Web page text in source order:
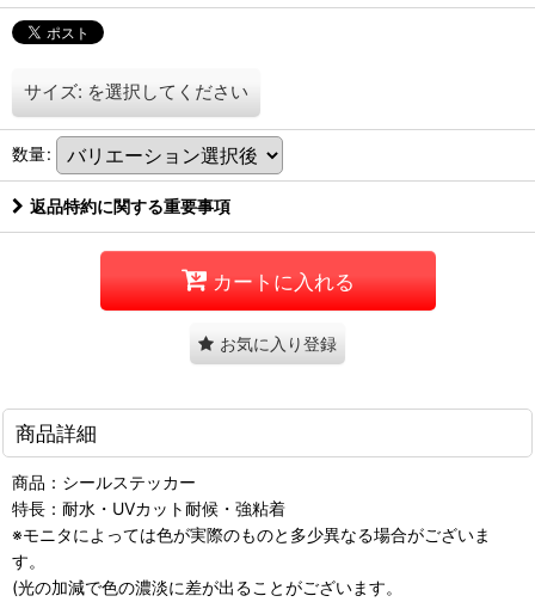
サイズ: を選択してください
数量:
返品特約に関する重要事項
カートに入れる
お気に入り登録
商品詳細
商品：シールステッカー
特長：耐水・UVカット耐候・強粘着
※モニタによっては色が実際のものと多少異なる場合がございま
す。
(光の加減で色の濃淡に差が出ることがございます。